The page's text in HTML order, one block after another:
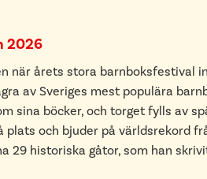
2026
när årets stora barnboksfestival
av Sveriges mest populära
sina böcker, och torget fylls av
plats och bjuder på världsrekord
29 historiska gåtor, som han